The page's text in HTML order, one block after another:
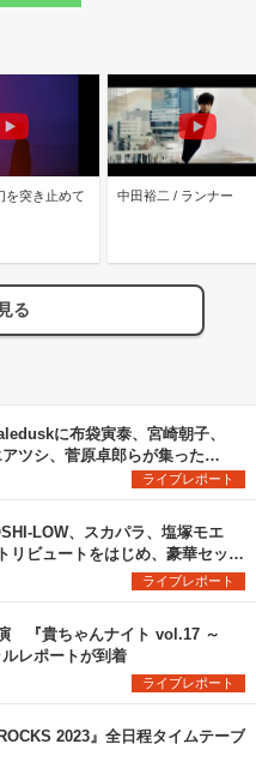
を突き止めて 中田裕二 / ランナー
る
に布袋寅泰、宮崎朝子、
ツシ、菅原卓郎らが集った
しか見られないセッションが実
ROCK FEST.26』2日目、濃厚
ライブレポート
LOW、スカパラ、塩塚モエ
リビュートをはじめ、豪華セッシ
』初日、濃厚レポート！
ライブレポート
『貴ちゃんナイト vol.17 ～
レポートが到着
ライブレポート
2023』全日程タイムテーブ